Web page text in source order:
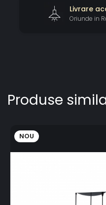
Livrare
Oriunde in
Produse
NOU